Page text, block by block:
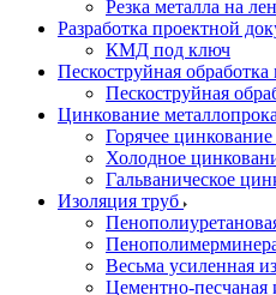
Резка металла на
Разработка проектной
КМД под ключ
Пескоструйная обработка
Пескоструйная
Цинкование
Горячее цинкование
Холодное
Гальваническое
Изоляция труб
Весьма усиленная
Цементно-